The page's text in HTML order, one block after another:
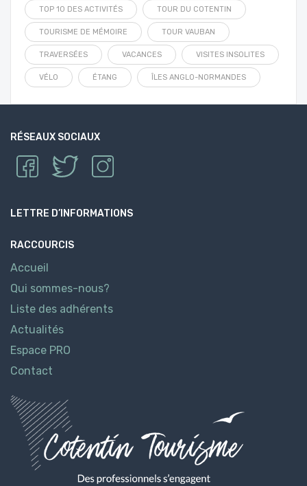
TOP 10 DES ACTIVITÉS TOUR DU COTENTIN
TOURISME DE MÉMOIRE TOUR VAUBAN
TRAVERSÉES VACANCES VISITES INSOLITES
VÉLO ÉTANG ÎLES ANGLO-NORMANDES
RÉSEAUX SOCIAUX
LETTRE D’INFORMATIONS
RACCOURCIS
Accueil
Qui sommes-nous?
Liste des adhérents
Actualités
Espace PRO
Contact